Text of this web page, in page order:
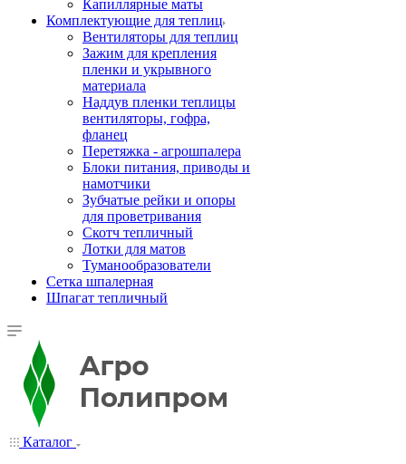
Капиллярные маты
Комплектующие для теплиц
Вентиляторы для теплиц
Зажим для крепления
пленки и укрывного
материала
Наддув пленки теплицы
вентиляторы, гофра,
фланец
Перетяжка - агрошпалера
Блоки питания, приводы и
намотчики
Зубчатые рейки и опоры
для проветривания
Скотч тепличный
Лотки для матов
Туманообразователи
Сетка шпалерная
Шпагат тепличный
Каталог